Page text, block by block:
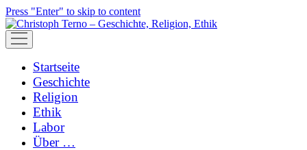
Press "Enter" to skip to content
open
menu
Startseite
Geschichte
Religion
Ethik
Labor
Über …